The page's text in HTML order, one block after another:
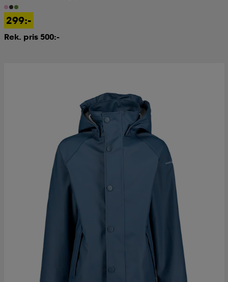
299:-
Rek. pris 500:-